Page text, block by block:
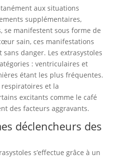
aux situations
supplémentaires,
se manifestent sous forme de
sain, ces manifestations
danger. Les extrasystoles
: ventriculaires et
étant les plus fréquentes.
respiratoires et la
excitants comme le café
des facteurs aggravants.
déclencheurs des
s’effectue grâce à un